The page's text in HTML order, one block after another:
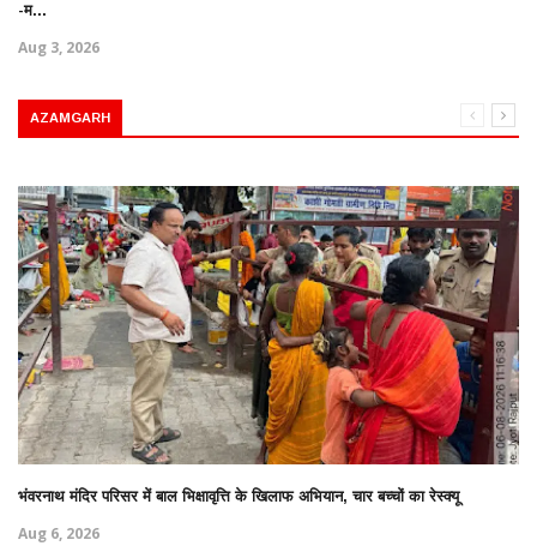
-म...
Aug 3, 2026
AZAMGARH
भंवरनाथ मंदिर परिसर में बाल भिक्षावृत्ति के खिलाफ अभियान, चार बच्चों का रेस्क्यू
Aug 6, 2026